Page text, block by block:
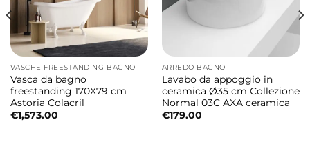
e tubo flessibile di scarico per garantire
praticità d’installazione, affidabilità e lunga
durata nel tempo.
Dimensioni lavabo
• 60x40xH85 cm
VASCHE FREESTANDING BAGNO
Vasca da bagno
freestanding 170X79 cm
Astoria Colacril
€1,573.00
ARREDO BAGNO
Lavabo da appoggio in
ceramica Ø35 cm Collezione
Normal 03C AXA ceramica
€179.00